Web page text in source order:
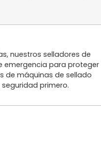
nuestros selladores de
emergencia para proteger
de máquinas de sellado
primero.